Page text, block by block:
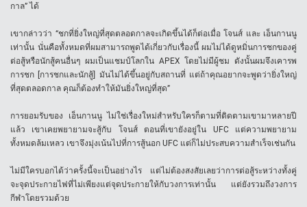
กาล” ได้
เขากล่าวว่า “ชกที่ยิ่งใหญ่ที่สุดตลอดกาลจะเกิดขึ้นได้ก็ต่อเมื่อ โจนส์ และ เอ็นกานนู
เท่านั้น นั่นคือทั้งหมดที่ผมสามารถพูดได้เกี่ยวกับเรื่องนี้ ผมไม่ได้ดูหมิ่นการชกของคู่
ต่อสู้หรือนักสู้คนอื่นๆ ผมเป็นแชมป์โลกใน APEX โดยไม่มีผู้ชม ดังนั้นผมจึงเคารพ
การชก [การชกและนักสู้] มันไม่ได้ขึ้นอยู่กับสถานที่ แต่ถ้าคุณอยากจะพูดว่ายิ่งใหญ่
ที่สุดตลอดกาล คุณก็ต้องทำให้มันยิ่งใหญ่ที่สุด”
การยอมรับของ เอ็นกานนู ไม่ใช่เรื่องใหม่สำหรับใครก็ตามที่ติดตามเขามาหลายปี
แล้ว เขาเคยพยายามจะสู้กับ โจนส์ ตอนที่เขายังอยู่ใน UFC แต่ความพยายาม
ทั้งหมดล้มเหลว เขาจึงมุ่งเน้นไปที่การสู้นอก UFC แต่ก็ไม่ประสบความสำเร็จเช่นกัน
ไม่มีใครบอกได้ว่าครั้งนี้จะเป็นอย่างไร แต่ไม่ต้องสงสัยเลยว่าการต่อสู้ระหว่างทั้งคู่
จะจุดประกายไฟที่ไม่เพียงแต่จุดประกายให้กับวงการเท่านั้น แต่ยังรวมถึงวงการ
กีฬาโดยรวมด้วย